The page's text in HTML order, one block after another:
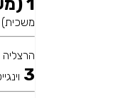
1 (מעבדה ראשית)
משכית)
הרצליה
3 וינגייט 42, כיכר